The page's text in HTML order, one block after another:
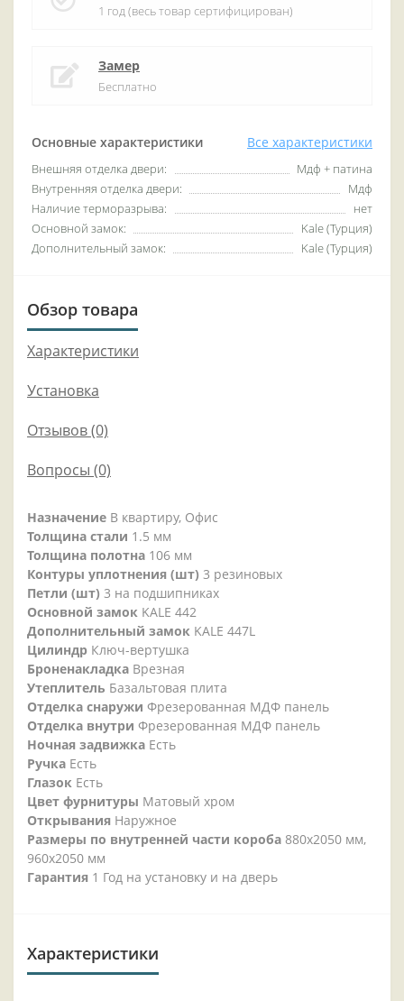
Основные характеристики Все характеристики
Внешняя отделка двери:
Мдф + патина
Внутренняя отделка двери:
Мдф
Наличие терморазрыва:
нет
Основной замок:
Kale (Турция)
Дополнительный замок:
Kale (Турция)
1 год (весь товар сертифицирован)
Замер
Бесплатно
Обзор товара
Характеристики
Установка
Отзывов (0)
Вопросы (0)
Назначение В квартиру, Офис
Толщина стали 1.5 мм
Толщина полотна 106 мм
Контуры уплотнения (шт) 3 резиновых
Петли (шт) 3 на подшипниках
Основной замок KALE 442
Дополнительный замок KALE 447L
Цилиндр Ключ-вертушка
Броненакладка Врезная
Утеплитель Базальтовая плита
Отделка снаружи Фрезерованная МДФ панель
Отделка внутри Фрезерованная МДФ панель
Ночная задвижка Есть
Ручка Есть
Глазок Есть
Цвет фурнитуры Матовый хром
Открывания Наружное
Размеры по внутренней части короба 880х2050 мм,
960х2050 мм
Гарантия 1 Год на установку и на дверь
Характеристики